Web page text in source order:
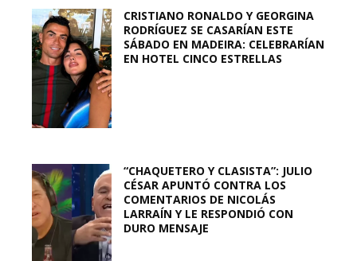
CRISTIANO RONALDO Y GEORGINA
RODRÍGUEZ SE CASARÍAN ESTE
SÁBADO EN MADEIRA: CELEBRARÍAN
EN HOTEL CINCO ESTRELLAS
“CHAQUETERO Y CLASISTA”: JULIO
CÉSAR APUNTÓ CONTRA LOS
COMENTARIOS DE NICOLÁS
LARRAÍN Y LE RESPONDIÓ CON
DURO MENSAJE